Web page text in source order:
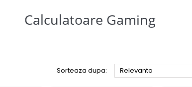
Calculatoare Gaming
Sorteaza dupa: Relevanta